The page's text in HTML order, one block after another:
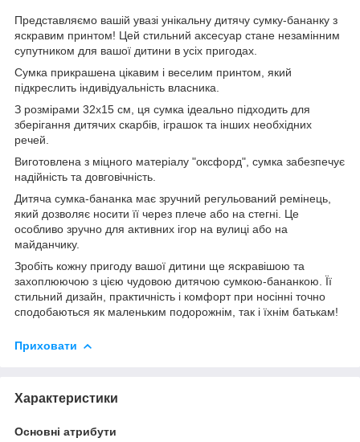
Представляємо вашій увазі унікальну дитячу сумку-бананку з
яскравим принтом! Цей стильний аксесуар стане незамінним
супутником для вашої дитини в усіх пригодах.
Сумка прикрашена цікавим і веселим принтом, який
підкреслить індивідуальність власника.
З розмірами 32х15 см, ця сумка ідеально підходить для
зберігання дитячих скарбів, іграшок та інших необхідних
речей.
Виготовлена з міцного матеріалу "оксфорд", сумка забезпечує
надійність та довговічність.
Дитяча сумка-бананка має зручний регульований ремінець,
який дозволяє носити її через плече або на стегні. Це
особливо зручно для активних ігор на вулиці або на
майданчику.
Зробіть кожну пригоду вашої дитини ще яскравішою та
захоплюючою з цією чудовою дитячою сумкою-бананкою. Її
стильний дизайн, практичність і комфорт при носінні точно
сподобаються як маленьким подорожнім, так і їхнім батькам!
Приховати
Характеристики
Основні атрибути